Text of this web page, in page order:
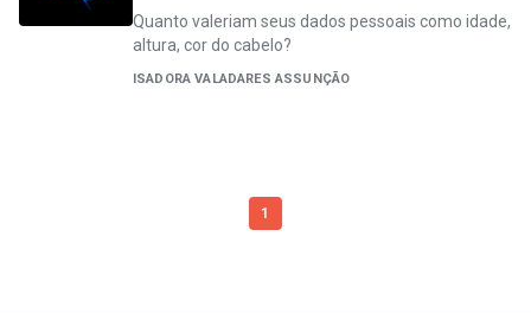
Quanto valeriam seus dados pessoais como idade,
altura, cor do cabelo?
ISADORA VALADARES ASSUNÇÃO
1